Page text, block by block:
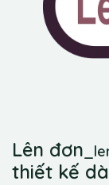
Lên đơn
thiết kế